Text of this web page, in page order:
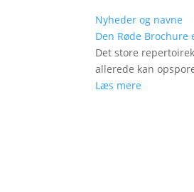
Nyheder og navne
Den Røde
Det store
allerede kan
Læs mere